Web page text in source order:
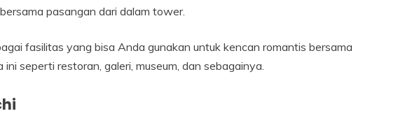
pasangan dari dalam tower.
fasilitas yang bisa Anda gunakan untuk kencan romantis bersama
seperti restoran, galeri, museum, dan sebagainya.